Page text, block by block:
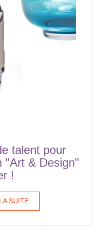
talent pour
"Art & Design"
!
SUITE